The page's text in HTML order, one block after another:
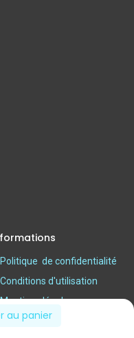
au panier
Politique de confidentialité
Conditions d'utilisation
Mentions légales